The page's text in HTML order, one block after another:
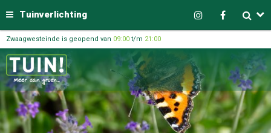
Tuinverlichting
Zwaagwesteinde is geopend van 09:00 t/m 21:00